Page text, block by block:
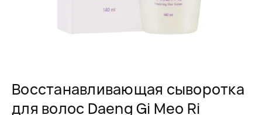
Восстанавливающая сыворотка
для волос Daeng Gi Meo Ri